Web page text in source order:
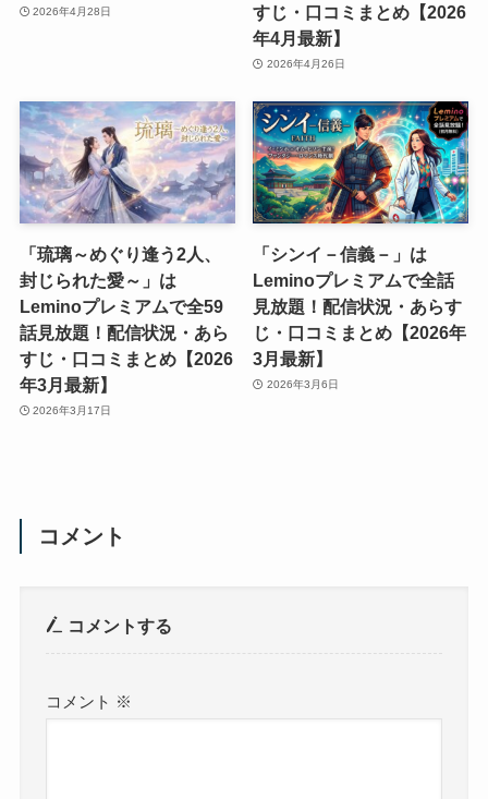
2026年4月28日
すじ・口コミまとめ【2026
年4月最新】
2026年4月26日
「琉璃～めぐり逢う2人、
封じられた愛～」は
Leminoプレミアムで全59
話見放題！配信状況・あら
すじ・口コミまとめ【2026
年3月最新】
2026年3月17日
「シンイ－信義－」は
Leminoプレミアムで全話
見放題！配信状況・あらす
じ・口コミまとめ【2026年
3月最新】
2026年3月6日
コメント
コメントする
コメント ※